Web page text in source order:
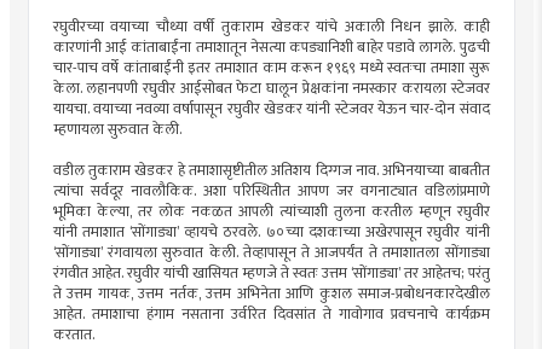
रघुवीरच्या वयाच्या चौथ्या वर्षी तुकाराम खेडकर यांचे अकाली निधन झाले. काही
कारणांनी आई कांताबाईंना तमाशातून नेसत्या कपड्यानिशी बाहेर पडावे लागले. पुढची
चार-पाच वर्षे कांताबाईंनी इतर तमाशात काम करून १९६९ मध्ये स्वतःचा तमाशा सुरू
केला. लहानपणी रघुवीर आईसोबत फेटा घालून प्रेक्षकांना नमस्कार करायला स्टेजवर
यायचा. वयाच्या नवव्या वर्षापासून रघुवीर खेडकर यांनी स्टेजवर येऊन चार-दोन संवाद
म्हणायला सुरुवात केली.
वडील तुकाराम खेडकर हे तमाशासृष्टीतील अतिशय दिग्गज नाव. अभिनयाच्या बाबतीत
त्यांचा सर्वदूर नावलौकिक. अशा परिस्थितीत आपण जर वगनाट्यात वडिलांप्रमाणे
भूमिका केल्या, तर लोक नकळत आपली त्यांच्याशी तुलना करतील म्हणून रघुवीर
यांनी तमाशात ‘सोंगाड्या’ व्हायचे ठरवले. ७०च्या दशकाच्या अखेरपासून रघुवीर यांनी
‘सोंगाड्या’ रंगवायला सुरुवात केली. तेव्हापासून ते आजपर्यंत ते तमाशातला सोंगाड्या
रंगवीत आहेत. रघुवीर यांची खासियत म्हणजे ते स्वतः उत्तम ‘सोंगाड्या’ तर आहेतच; परंतु
ते उत्तम गायक, उत्तम नर्तक, उत्तम अभिनेता आणि कुशल समाज-प्रबोधनकारदेखील
आहेत. तमाशाचा हंगाम नसताना उर्वरित दिवसांत ते गावोगाव प्रवचनाचे कार्यक्रम
करतात.